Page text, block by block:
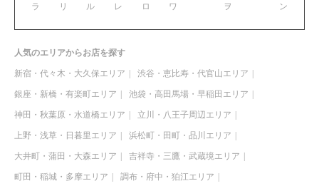
ラ リ ル レ ロ ワ ヲ ン
人気のエリアからお店を探す
新宿・代々木・大久保エリア 渋谷・恵比寿・代官山エリア
銀座・新橋・有楽町エリア 池袋・高田馬場・早稲田エリア
神田・秋葉原・水道橋エリア 立川・八王子周辺エリア
上野・浅草・日暮里エリア 浜松町・田町・品川エリア
大井町・蒲田・大森エリア 吉祥寺・三鷹・武蔵境エリア
町田・稲城・多摩エリア 調布・府中・狛江エリア